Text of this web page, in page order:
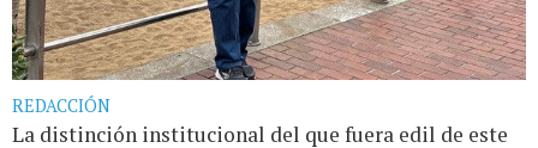
REDACCIÓN
La distinción institucional del que fuera edil de este